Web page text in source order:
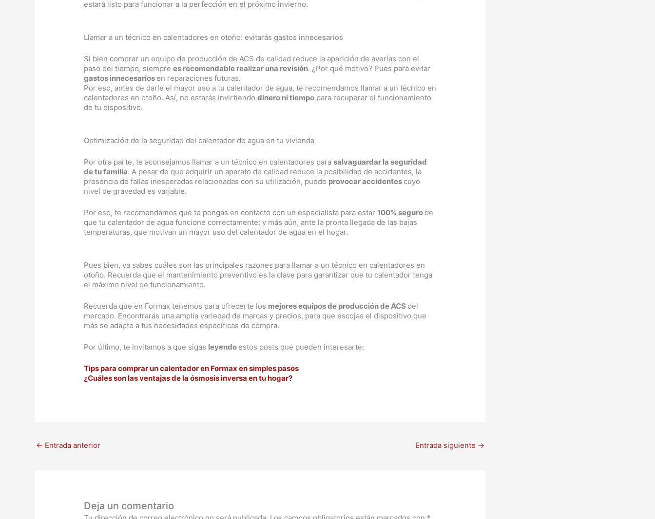
estará listo para funcionar a la perfección en el próximo invierno.
Llamar a un técnico en calentadores en otoño: evitarás gastos innecesarios
Si bien comprar un equipo de producción de ACS de calidad reduce la aparición de averías con el
paso del tiempo, siemprees recomendable realizar una revisión. ¿Por qué motivo? Pues para evitar
gastos innecesarios en reparaciones futuras.
Por eso, antes de darle el mayor uso a tu calentador de agua, te recomendamos llamar a un técnico en
calentadores en otoño. Así, no estarás invirtiendodinero ni tiempo para recuperar el funcionamiento
de tu dispositivo.
Optimización de la seguridad del calentador de agua en tu vivienda
Por otra parte, te aconsejamos llamar a un técnico en calentadores parasalvaguardar la seguridad
de tu familia. A pesar de que adquirir un aparato de calidad reduce la posibilidad de accidentes, la
presencia de fallas inesperadas relacionadas con su utilización, puede provocar accidentes cuyo
nivel de gravedad es variable.
Por eso, te recomendamos que te pongas en contacto con un especialista para estar100% seguro de
que tu calentador de agua funcione correctamente; y más aún, ante la pronta llegada de las bajas
temperaturas, que motivan un mayor uso del calentador de agua en el hogar.
Pues bien, ya sabes cuáles son las principales razones para llamar a un técnico en calentadores en
otoño. Recuerda que el mantenimiento preventivo es la clave para garantizar que tu calentador tenga
el máximo nivel de funcionamiento.
Recuerda que en Formax tenemos para ofrecerte los mejores equipos de producción de ACS del
mercado. Encontrarás una amplia variedad de marcas y precios, para que escojas el dispositivo que
más se adapte a tus necesidades específicas de compra.
Por último, te invitamos a que sigas leyendo estos posts que pueden interesarte:
Tips para comprar un calentador en Formax en simples pasos
¿Cuáles son las ventajas de la ósmosis inversa en tu hogar?
← Entrada anterior Entrada siguiente →
Deja un comentario